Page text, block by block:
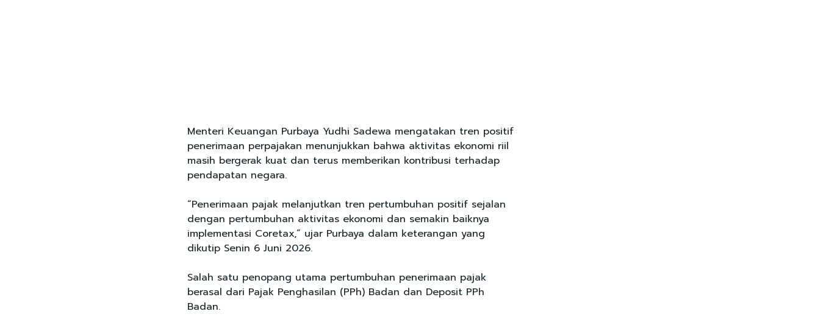
Menteri Keuangan Purbaya Yudhi Sadewa mengatakan tren positif
penerimaan perpajakan menunjukkan bahwa aktivitas ekonomi riil
masih bergerak kuat dan terus memberikan kontribusi terhadap
pendapatan negara.
“Penerimaan pajak melanjutkan tren pertumbuhan positif sejalan
dengan pertumbuhan aktivitas ekonomi dan semakin baiknya
implementasi Coretax,” ujar Purbaya dalam keterangan yang
dikutip Senin 6 Juni 2026.
Salah satu penopang utama pertumbuhan penerimaan pajak
berasal dari Pajak Penghasilan (PPh) Badan dan Deposit PPh
Badan.